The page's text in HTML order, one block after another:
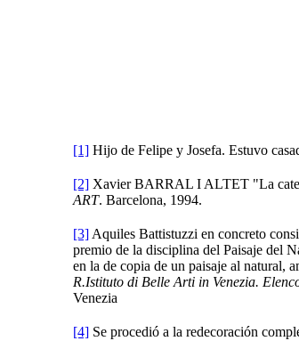
[1] Hijo de Felipe y Josefa. Estuvo
[2] Xavier BARRAL I ALTET "La
ART. Barcelona, 1994.
[3] Aquiles Battistuzzi en concreto
premio de la disciplina del Paisaje del
en la de copia de un paisaje al natural,
R.Istituto di Belle Arti in Venezia.
Venezia
[4] Se procedió a la redecoración